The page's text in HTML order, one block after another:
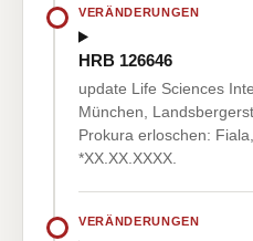
VERÄNDERUNGEN
HRB 126646
update Life Sciences
München,
Prokura erloschen:
*XX.XX.XXXX.
VERÄNDERUNGEN